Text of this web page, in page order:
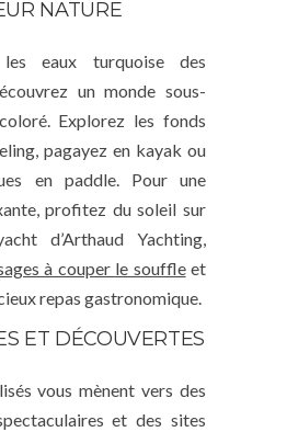
NATURE
eaux turquoise des
un monde sous-
Explorez les fonds
pagayez en kayak ou
en paddle. Pour une
profitez du soleil sur
d’Arthaud Yachting,
à couper le souffleet
repas gastronomique.
ET DÉCOUVERTES
vous mènent vers des
et des sites